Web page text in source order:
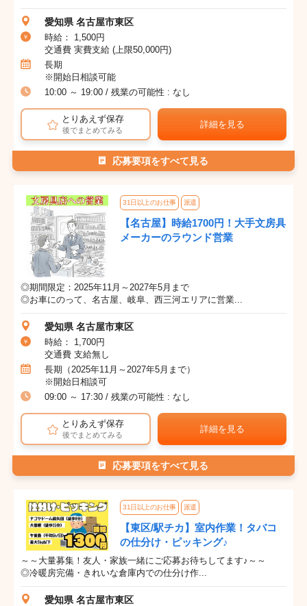
愛知県 名古屋市東区
時給： 1,500円
交通費 実費支給 (上限50,000円)
長期
※開始日相談可能
10:00 ～ 19:00 / 残業の可能性 : なし
とりあえず保存
後でまとめてみる
詳細を見る
応募要項をすべて見る
31日以上のお仕事 派遣
【名古屋】時給1700円！大手文房具
メーカーのラウンド営業
◎期間限定：2025年11月～2027年5月まで
◎お車にのって、名古屋、岐阜、西三河エリアに営業...
愛知県 名古屋市東区
時給： 1,700円
交通費 支給無し
長期（2025年11月～2027年5月まで）
※開始日相談可
09:00 ～ 17:30 / 残業の可能性 : なし
とりあえず保存
後でまとめてみる
詳細を見る
応募要項をすべて見る
31日以上のお仕事 派遣
【東区/駅チカ】室内作業！タバコ
の仕分け・ピッキング♪
～～大量募集！友人・家族一緒にご応募お待ちしてます♪～～
◎冷暖房完備・きれいな倉庫内での仕分け作...
愛知県 名古屋市東区